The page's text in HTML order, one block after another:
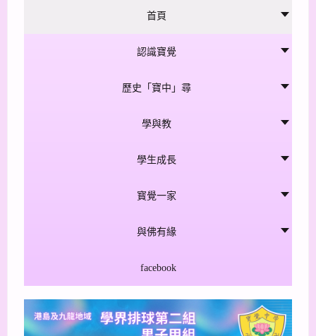
首頁
認識寶覺
歷史「寶中」尋
學與教
學生成長
寳覺一家
與佛有緣
facebook